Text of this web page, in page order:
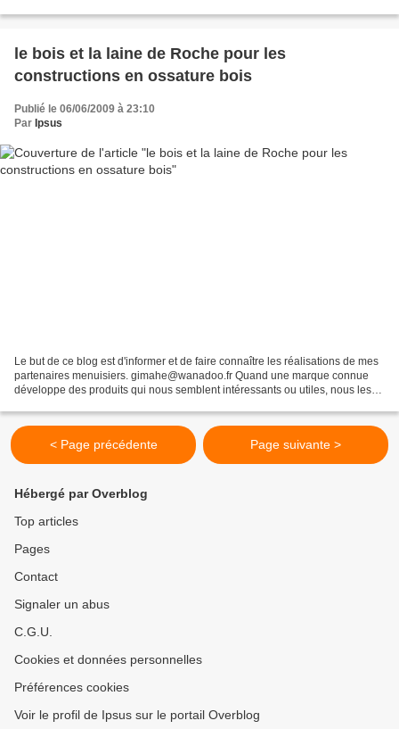
le bois et la laine de Roche pour les
constructions en ossature bois
Publié le 06/06/2009 à 23:10
Par Ipsus
Le but de ce blog est d'informer et de faire connaître les réalisations de mes
partenaires menuisiers. gimahe@wanadoo.fr Quand une marque connue
développe des produits qui nous semblent intéressants ou utiles, nous les
< Page précédente Page suivante >
Hébergé par Overblog
Top articles
Pages
Contact
Signaler un abus
C.G.U.
Cookies et données personnelles
Préférences cookies
Voir le profil de Ipsus sur le portail Overblog